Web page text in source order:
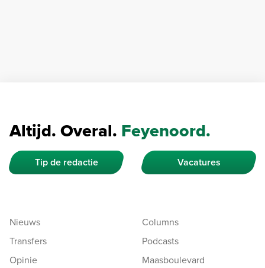
Altijd. Overal. Feyenoord.
Tip de redactie Vacatures
Nieuws
Transfers
Opinie
Columns
Podcasts
Maasboulevard